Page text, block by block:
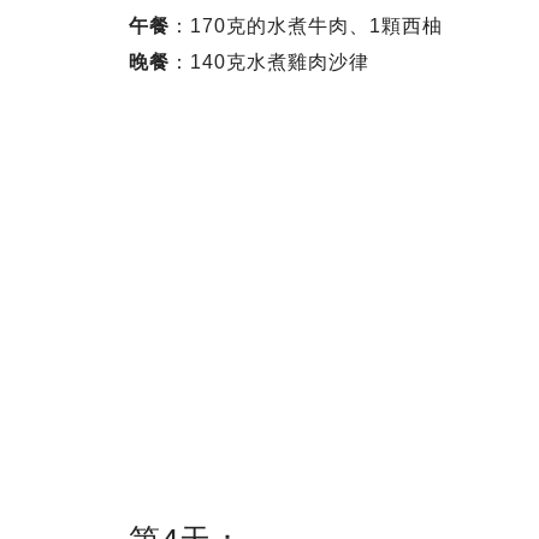
午餐 ：170克的水煮牛肉、1顆西柚
晚餐 ：140克水煮雞肉沙律